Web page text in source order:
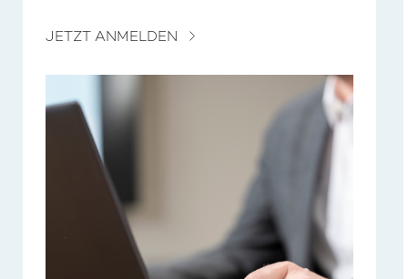
JETZT ANMELDEN